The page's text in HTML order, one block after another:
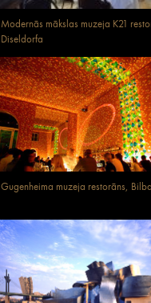
Modernās mākslas muzeja K21
Diseldorfa
Gugenheima muzeja restorāns,